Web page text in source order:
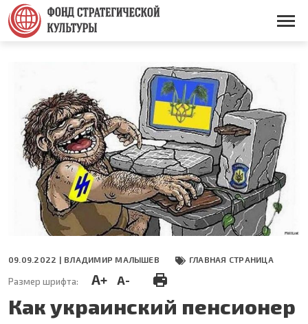
Перейти
основному
Основная
09.09.2022 | ВЛАДИМИР МАЛЫШЕВ ГЛАВНАЯ СТРАНИЦА
Размер шрифта: A+ A-
Как украинский пенсионер